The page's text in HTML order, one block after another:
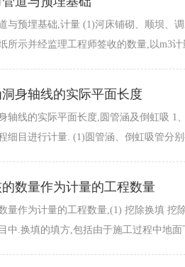
预埋基础,计量 (1)河床铺砌、顺坝
示并经监理工程师签收的数量,以m3计量. (2)
身轴线的实际平面长度
轴线的实际平面长度,圆管涵及倒虹吸
细目进行计量. (1)圆管涵、倒虹吸管
数量作为计量的工程数量
量作为计量的工程数量,(1) 挖除换填 挖
中.换填的填方,包括由于施工过程中地